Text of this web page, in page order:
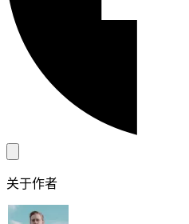
关于作者